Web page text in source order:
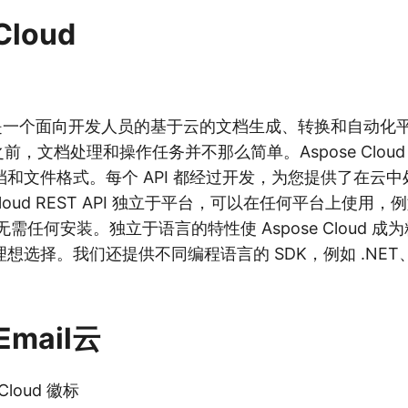
个面向开发人员的基于云的文档生成、转换和自动化
，文档处理和操作任务并不那么简单。Aspose
和文件格式。每个 API 都经过开发，为您提供了在云
REST API 独立于平台，可以在任何平台上使用，
需任何安装。独立于语言的特性使 Aspose Cloud 成
想选择。我们还提供不同编程语言的 SDK，例如 .NET
云